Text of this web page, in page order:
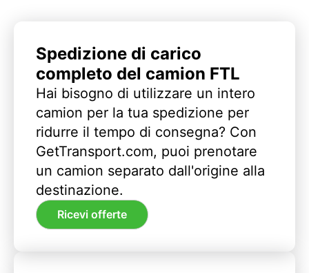
Spedizione di carico
completo del camion FTL
Hai bisogno di utilizzare un intero
camion per la tua spedizione per
ridurre il tempo di consegna? Con
GetTransport.com, puoi prenotare
un camion separato dall'origine alla
destinazione.
Ricevi offerte